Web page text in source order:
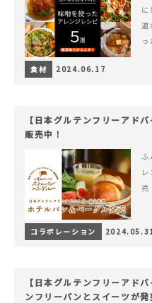
に
道
食材 2024.06.17
【日本グルテンフリーアド
販売中！
ふ
売
コラボレーション
【日本グルテンフリーアド
ンフリーパンとスイーツが発